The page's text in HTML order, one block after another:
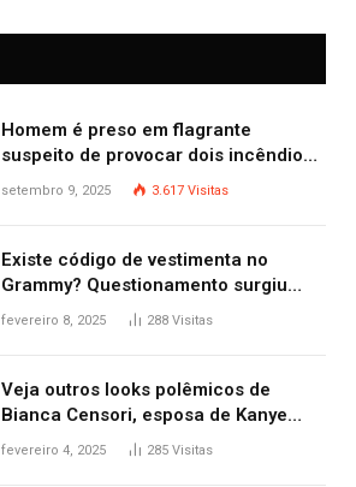
Homem é preso em flagrante
suspeito de provocar dois incêndios
criminosos no mesmo dia
setembro 9, 2025 3.617 Visitas
Existe código de vestimenta no
Grammy? Questionamento surgiu
após Bianca Censori, mulher de
fevereiro 8, 2025 288 Visitas
Veja outros looks polêmicos de
Bianca Censori, esposa de Kanye
West que apareceu nua no Grammy
fevereiro 4, 2025 285 Visitas